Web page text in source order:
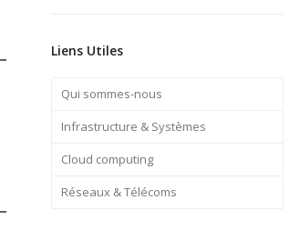
Liens Utiles
Qui sommes-nous
Infrastructure & Systèmes
Cloud computing
Réseaux & Télécoms